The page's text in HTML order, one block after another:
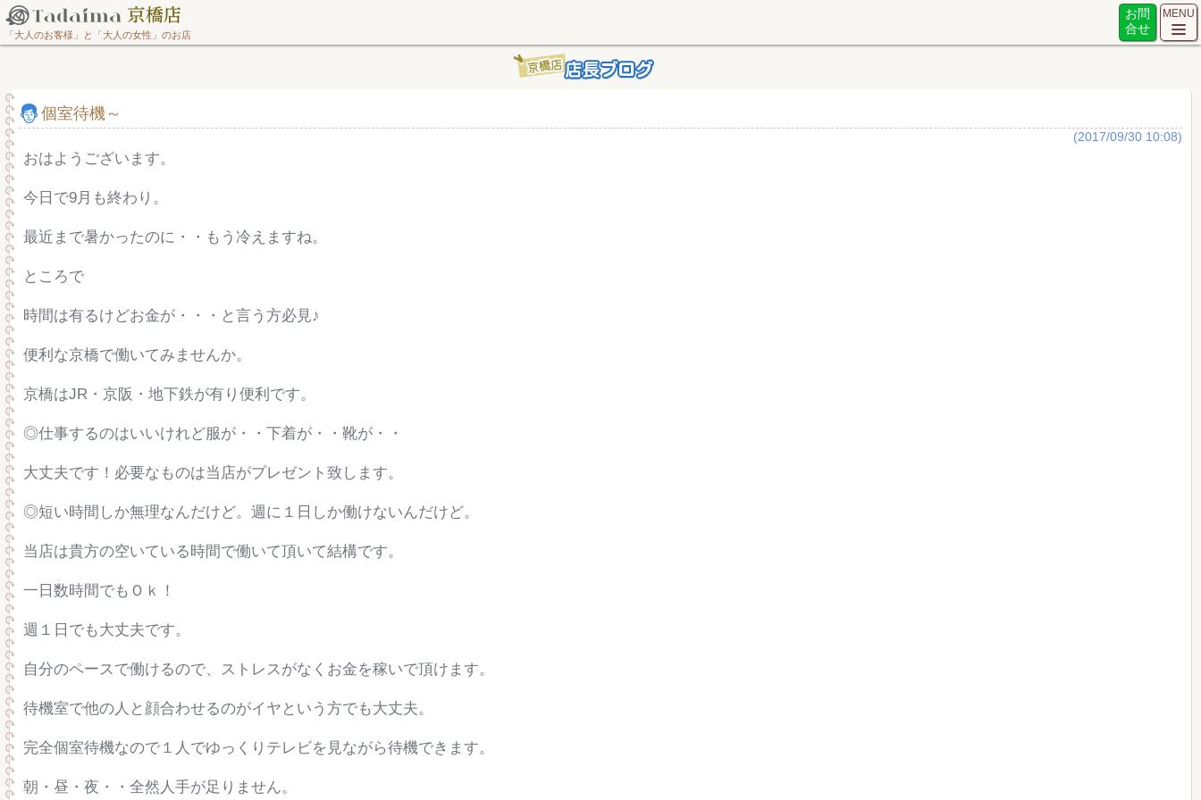
「大人のお客様」と「大人の女性」のお店
お問
合せ
MENU
個室待機～
(2017/09/30 10:08)
おはようございます。
今日で9月も終わり。
最近まで暑かったのに・・もう冷えますね。
ところで
時間は有るけどお金が・・・と言う方必見♪
便利な京橋で働いてみませんか。
京橋はJR・京阪・地下鉄が有り便利です。
◎仕事するのはいいけれど服が・・下着が・・靴が・・
大丈夫です！必要なものは当店がプレゼント致します。
◎短い時間しか無理なんだけど。週に１日しか働けないんだけど。
当店は貴方の空いている時間で働いて頂いて結構です。
一日数時間でもＯｋ！
週１日でも大丈夫です。
自分のペースで働けるので、ストレスがなくお金を稼いで頂けます。
待機室で他の人と顔合わせるのがイヤという方でも大丈夫。
完全個室待機なので１人でゆっくりテレビを見ながら待機できます。
朝・昼・夜・・全然人手が足りません。